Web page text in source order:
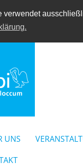
verwendet
UNS